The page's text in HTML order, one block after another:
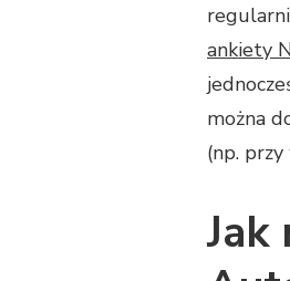
ankiety
można
(np.
Jak